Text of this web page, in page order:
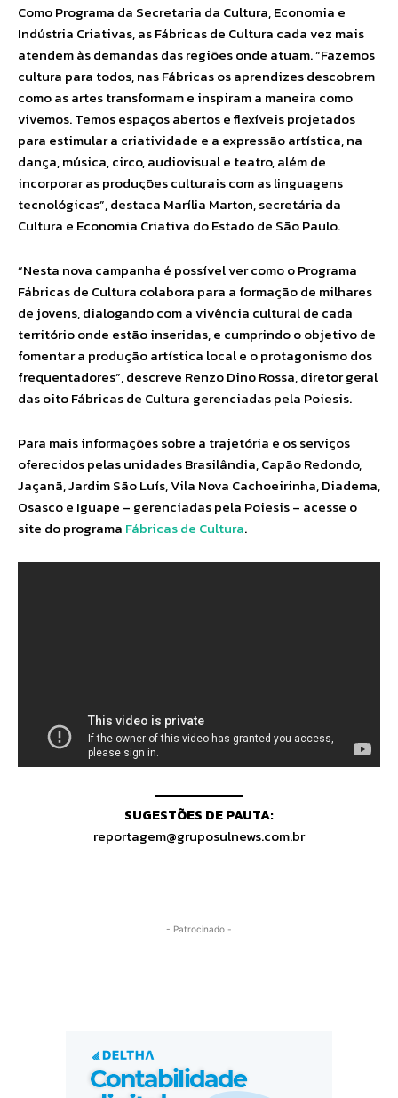
Como Programa da Secretaria da Cultura, Economia e
Indústria Criativas, as Fábricas de Cultura cada vez mais
atendem às demandas das regiões onde atuam. “Fazemos
cultura para todos, nas Fábricas os aprendizes descobrem
como as artes transformam e inspiram a maneira como
vivemos. Temos espaços abertos e flexíveis projetados
para estimular a criatividade e a expressão artística, na
dança, música, circo, audiovisual e teatro, além de
incorporar as produções culturais com as linguagens
tecnológicas”, destaca Marília Marton, secretária da
Cultura e Economia Criativa do Estado de São Paulo.
“Nesta nova campanha é possível ver como o Programa
Fábricas de Cultura colabora para a formação de milhares
de jovens, dialogando com a vivência cultural de cada
território onde estão inseridas, e cumprindo o objetivo de
fomentar a produção artística local e o protagonismo dos
frequentadores”, descreve Renzo Dino Rossa, diretor geral
das oito Fábricas de Cultura gerenciadas pela Poiesis.
Para mais informações sobre a trajetória e os serviços
oferecidos pelas unidades Brasilândia, Capão Redondo,
Jaçanã, Jardim São Luís, Vila Nova Cachoeirinha, Diadema,
Osasco e Iguape – gerenciadas pela Poiesis – acesse o
site do programa Fábricas de Cultura.
SUGESTÕES DE PAUTA:
reportagem@gruposulnews.com.br
- Patrocinado -